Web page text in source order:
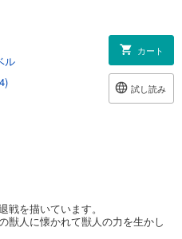
ル
カート
試し読み
を描いています。
獣人に懐かれて獣人の力を生かし